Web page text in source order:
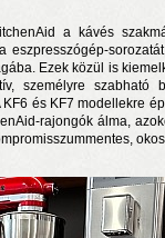
a kávés
eszpresszógép-
Ezek közül is
személyre szabható
és KF7 modellekre
rajongók álma,